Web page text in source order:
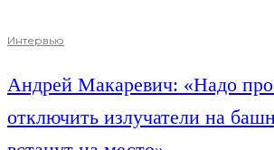
Интервью
Андрей Макаревич: «Надо
отключить излучатели на